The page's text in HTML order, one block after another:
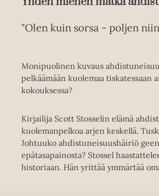
"Olen kuin sorsa - poljen
Monipuolinen kuvaus
pelkäämään kuolemaa tiskatessaan
kokouksessa?
Kirjailija Scott Stosselin elämä
kuolemanpelkoa arjen keskellä.
Johtuuko ahdistuneisuushäiriö
epätasapainosta? Stossel
historiaan. Hän yrittää ymmärtää